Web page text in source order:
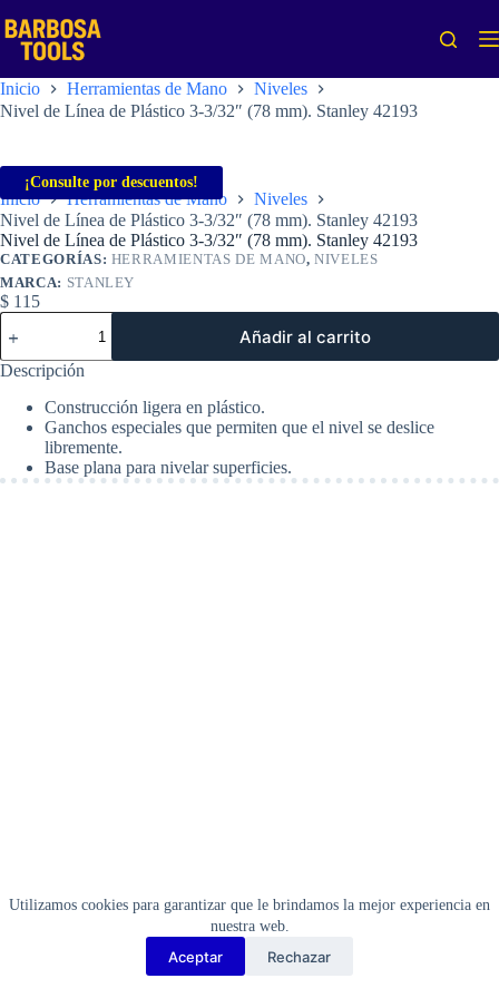
al
contenido
Utilizamos cookies para garantizar que le brindamos la mejor experiencia en
nuestra web.
Aceptar Rechazar
Inicio Herramientas de Mano
Niveles
Nivel de Línea de Plástico 3-3/32″ (78 mm). Stanley 42193
¡Consulte por descuentos!
Inicio Herramientas de Mano
Niveles
Nivel de Línea de Plástico 3-3/32″ (78 mm). Stanley 42193
Nivel de Línea de Plástico 3-3/32″ (78 mm). Stanley 42193
CATEGORÍAS: HERRAMIENTAS DE MANO,NIVELES
MARCA: STANLEY
$ 115
Nivel
de
Línea
de
3/32"
mm).
Añadir al carrito
Descripción
Construcción ligera en plástico.
Ganchos especiales que permiten que el nivel se deslice
libremente.
Base plana para nivelar superficies.
Copyright Barbosa Tools©